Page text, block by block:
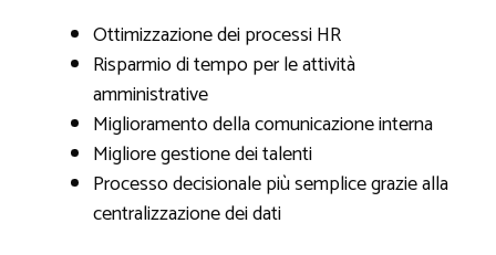
Ottimizzazione dei processi HR
Risparmio di tempo per le attività
amministrative
Miglioramento della comunicazione interna
Migliore gestione dei talenti
Processo decisionale più semplice grazie alla
centralizzazione dei dati